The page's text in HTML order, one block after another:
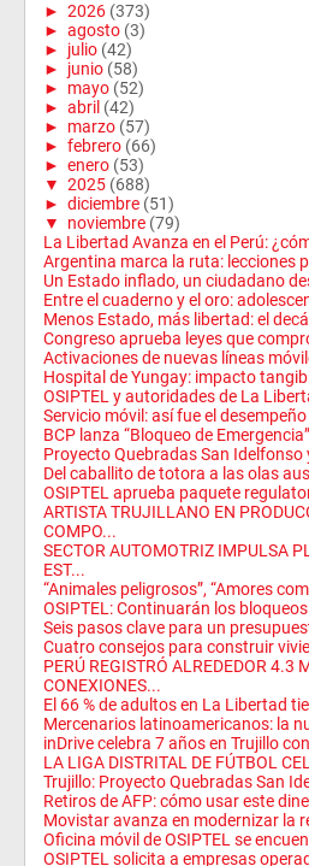
► 2026 (373)
► agosto (3)
► julio (42)
► junio (58)
► mayo (52)
► abril (42)
► marzo (57)
► febrero (66)
► enero (53)
▼ 2025 (688)
► diciembre (51)
▼
noviembre (79)
La Libertad Avanza en el Perú:
Argentina marca la ruta: lecciones
Un Estado inflado, un ciudadano
Entre el cuaderno y el oro:
Menos Estado, más libertad: el
Congreso aprueba leyes que
Activaciones de nuevas líneas
Hospital de Yungay: impacto
OSIPTEL y autoridades de La
Servicio móvil: así fue el
BCP lanza “Bloqueo de
Proyecto Quebradas San Idelfonso
Del caballito de totora a las olas
OSIPTEL aprueba paquete
ARTISTA TRUJILLANO EN
COMPO...
SECTOR AUTOMOTRIZ IMPULSA
EST...
“Animales peligrosos”, “Amores
OSIPTEL: Continuarán los
Seis pasos clave para un
Cuatro consejos para construir
PERÚ REGISTRÓ ALREDEDOR 4.3
CONEXIONES...
El 66 % de adultos en La Libertad
Mercenarios latinoamericanos: la
inDrive celebra 7 años en Trujillo
LA LIGA DISTRITAL DE FÚTBOL
Trujillo: Proyecto Quebradas San
Retiros de AFP: cómo usar este
Movistar avanza en modernizar la
Oficina móvil de OSIPTEL se
OSIPTEL solicita a empresas